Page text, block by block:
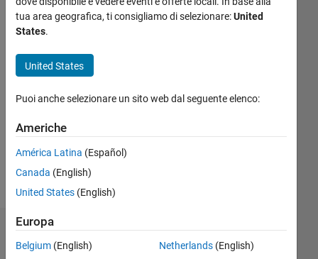
chandu
kotipalli
Follow
Dashboard
tua area geografica, ti consigliamo di selezionare:United
States.
United States
Puoi anche selezionare un sito web dal seguente elenco:
Americhe
América Latina (Español)
Canada (English)
United States (English)
Europa
Belgium (English)
Netherlands(English)